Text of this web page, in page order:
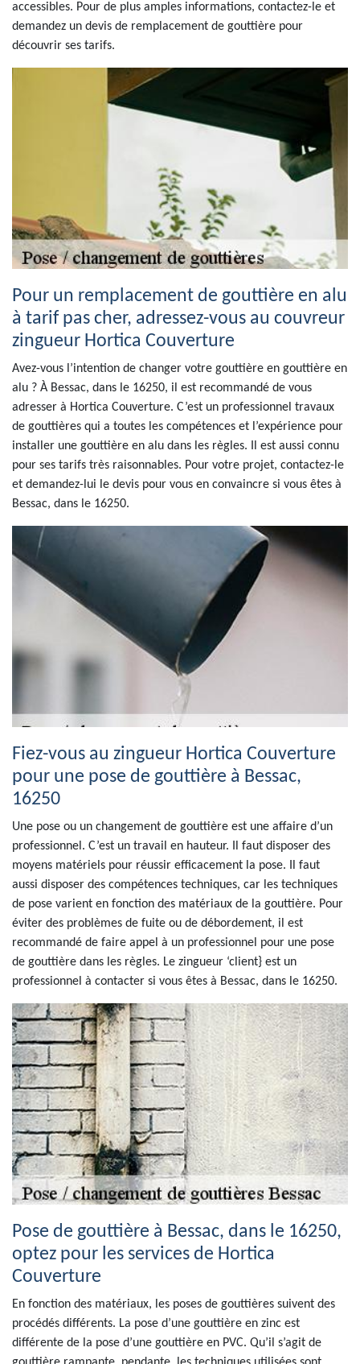
accessibles. Pour de plus amples informations, contactez-le et
demandez un devis de remplacement de gouttière pour
découvrir ses tarifs.
Pour un remplacement de gouttière en alu
à tarif pas cher, adressez-vous au couvreur
zingueur Hortica Couverture
Avez-vous l’intention de changer votre gouttière en gouttière en
alu ? À Bessac, dans le 16250, il est recommandé de vous
adresser à Hortica Couverture. C’est un professionnel travaux
de gouttières qui a toutes les compétences et l’expérience pour
installer une gouttière en alu dans les règles. Il est aussi connu
pour ses tarifs très raisonnables. Pour votre projet, contactez-le
et demandez-lui le devis pour vous en convaincre si vous êtes à
Bessac, dans le 16250.
Fiez-vous au zingueur Hortica Couverture
pour une pose de gouttière à Bessac,
16250
Une pose ou un changement de gouttière est une affaire d’un
professionnel. C’est un travail en hauteur. Il faut disposer des
moyens matériels pour réussir efficacement la pose. Il faut
aussi disposer des compétences techniques, car les techniques
de pose varient en fonction des matériaux de la gouttière. Pour
éviter des problèmes de fuite ou de débordement, il est
recommandé de faire appel à un professionnel pour une pose
de gouttière dans les règles. Le zingueur ‘client} est un
professionnel à contacter si vous êtes à Bessac, dans le 16250.
Pose de gouttière à Bessac, dans le 16250,
optez pour les services de Hortica
Couverture
En fonction des matériaux, les poses de gouttières suivent des
procédés différents. La pose d’une gouttière en zinc est
différente de la pose d’une gouttière en PVC. Qu’il s’agit de